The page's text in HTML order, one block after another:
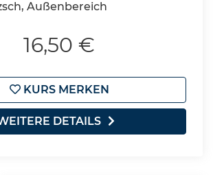
Außenbereich
16,50 €
KURS MERKEN
DETAILS